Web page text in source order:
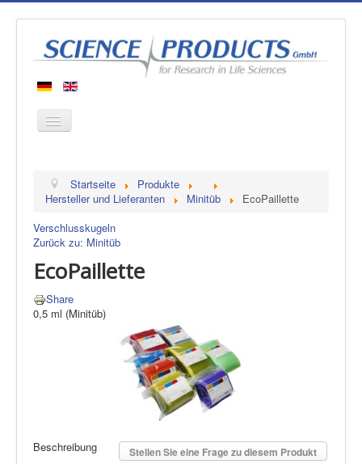
Produkte
Über uns
Kontakt
Startseite
Produkte
Hersteller und Lieferanten
Minitüb
EcoPaillette
Verschlusskugeln
Zurück zu: Minitüb
EcoPaillette
Share
0,5 ml (Minitüb)
Stellen Sie eine Frage zu diesem Produkt
Beschreibung